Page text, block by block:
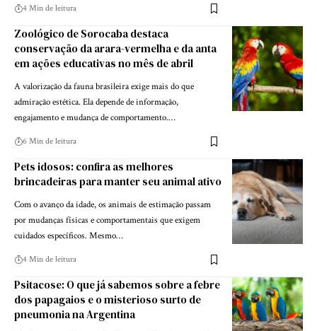
4 Min de leitura
Zoológico de Sorocaba destaca
conservação da arara-vermelha e da anta
em ações educativas no mês de abril
A valorização da fauna brasileira exige mais do que
admiração estética. Ela depende de informação,
engajamento e mudança de comportamento.…
6 Min de leitura
Pets idosos: confira as melhores
brincadeiras para manter seu animal ativo
Com o avanço da idade, os animais de estimação passam
por mudanças físicas e comportamentais que exigem
cuidados específicos. Mesmo…
4 Min de leitura
Psitacose: O que já sabemos sobre a febre
dos papagaios e o misterioso surto de
pneumonia na Argentina